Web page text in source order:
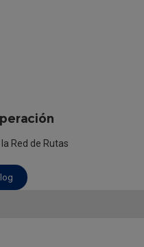
Red de Rutas